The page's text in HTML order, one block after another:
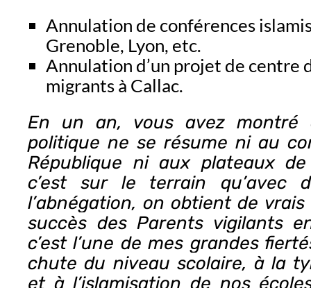
Annulation de conférences
Grenoble, Lyon, etc.
Annulation d’un projet de centre
migrants à Callac.
En un an, vous avez montré
politique ne se résume ni au
République ni aux plateaux
c’est sur le terrain qu’avec
l’abnégation, on obtient de
succès des Parents vigilants
c’est l’une de mes grandes
chute du niveau scolaire, à la
et à l’islamisation de nos